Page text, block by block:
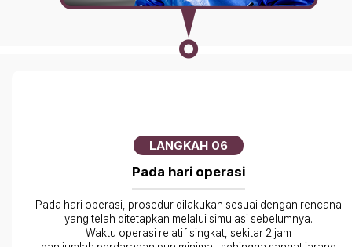
LANGKAH 06
Pada hari operasi
Pada hari operasi, prosedur dilakukan sesuai dengan rencana
yang telah ditetapkan melalui simulasi sebelumnya.
Waktu operasi relatif singkat, sekitar 2 jam